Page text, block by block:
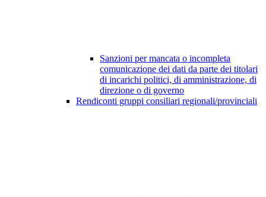
Sanzioni per mancata o incompleta
comunicazione dei dati da parte dei titolari
di incarichi politici, di amministrazione, di
direzione o di governo
Rendiconti gruppi consiliari regionali/provinciali